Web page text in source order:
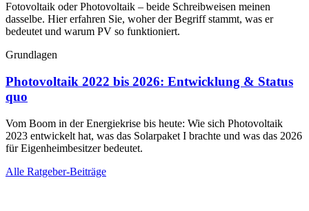
Fotovoltaik oder Photovoltaik – beide Schreibweisen meinen
dasselbe. Hier erfahren Sie, woher der Begriff stammt, was er
bedeutet und warum PV so funktioniert.
Grundlagen
Photovoltaik 2022 bis 2026: Entwicklung & Status
quo
Vom Boom in der Energiekrise bis heute: Wie sich Photovoltaik
2023 entwickelt hat, was das Solarpaket I brachte und was das 2026
für Eigenheimbesitzer bedeutet.
Alle Ratgeber-Beiträge